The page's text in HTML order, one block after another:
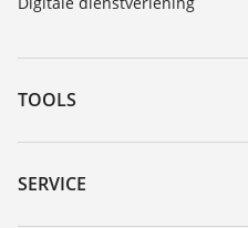
TOOLS
Downloads
Serienummer zoeken
SERVICE